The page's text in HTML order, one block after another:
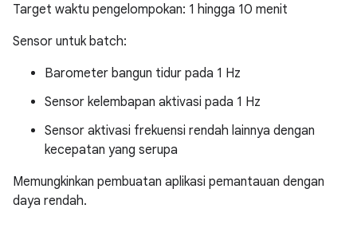
Target waktu pengelompokan: 1 hingga 10 menit
Sensor untuk batch:
Barometer bangun tidur pada 1 Hz
Sensor kelembapan aktivasi pada 1 Hz
Sensor aktivasi frekuensi rendah lainnya dengan
kecepatan yang serupa
Memungkinkan pembuatan aplikasi pemantauan dengan
daya rendah.